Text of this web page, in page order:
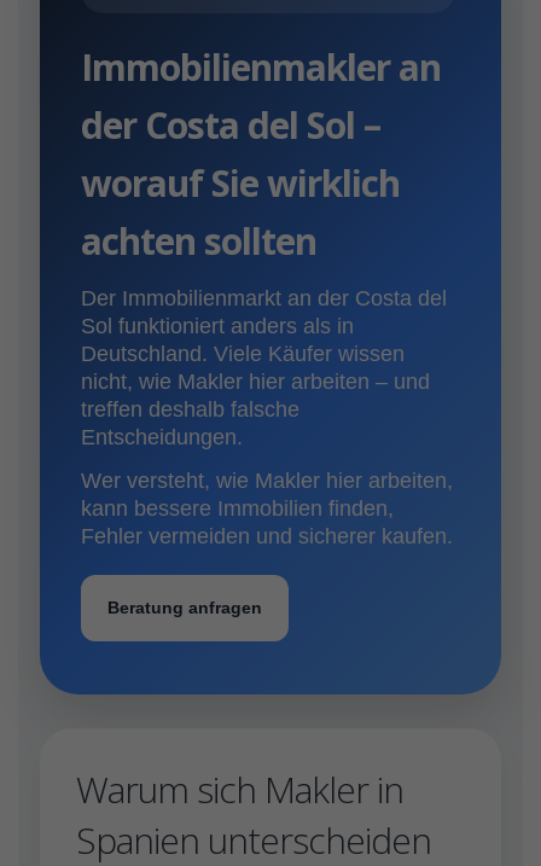
Immobilienmakler an
der Costa del Sol –
worauf Sie wirklich
achten sollten
Der Immobilienmarkt an der Costa del
Sol funktioniert anders als in
Deutschland. Viele Käufer wissen
nicht, wie Makler hier arbeiten – und
treffen deshalb falsche
Entscheidungen.
Wer versteht, wie Makler hier arbeiten,
kann bessere Immobilien finden,
Fehler vermeiden und sicherer kaufen.
Beratung anfragen
Warum sich Makler in
Spanien unterscheiden